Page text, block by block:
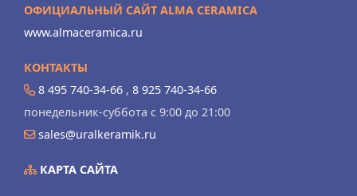
ОФИЦИАЛЬНЫЙ САЙТ ALMA CERAMICA
www.almaceramica.ru
КОНТАКТЫ
8 495 740-34-66 , 8 925 740-34-66
понедельник-суббота с 9:00 до 21:00
sales@uralkeramik.ru
КАРТА САЙТА